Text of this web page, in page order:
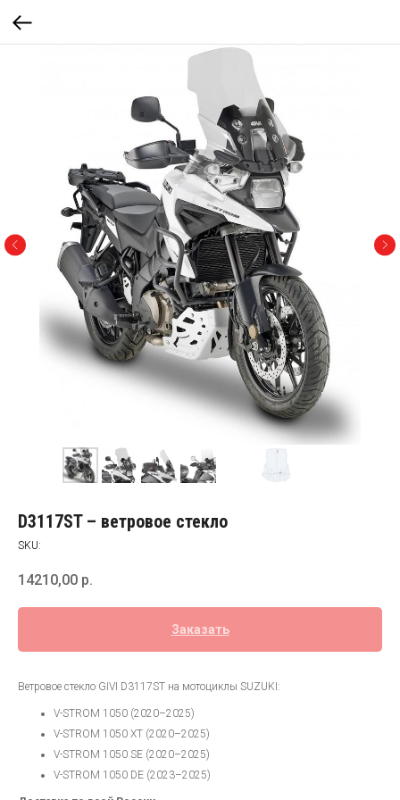
D3117ST – ветровое стекло
SKU:
14210,00 р.
Заказать
Ветровое стекло GIVI D3117ST на мотоциклы SUZUKI:
V-STROM 1050 (2020–2025)
V-STROM 1050 XT (2020–2025)
V-STROM 1050 SE (2020–2025)
V-STROM 1050 DE (2023–2025)